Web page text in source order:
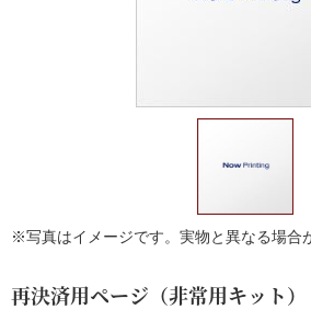
※写真はイメージです。実物と異なる場合
再決済用ページ（非常用キット）